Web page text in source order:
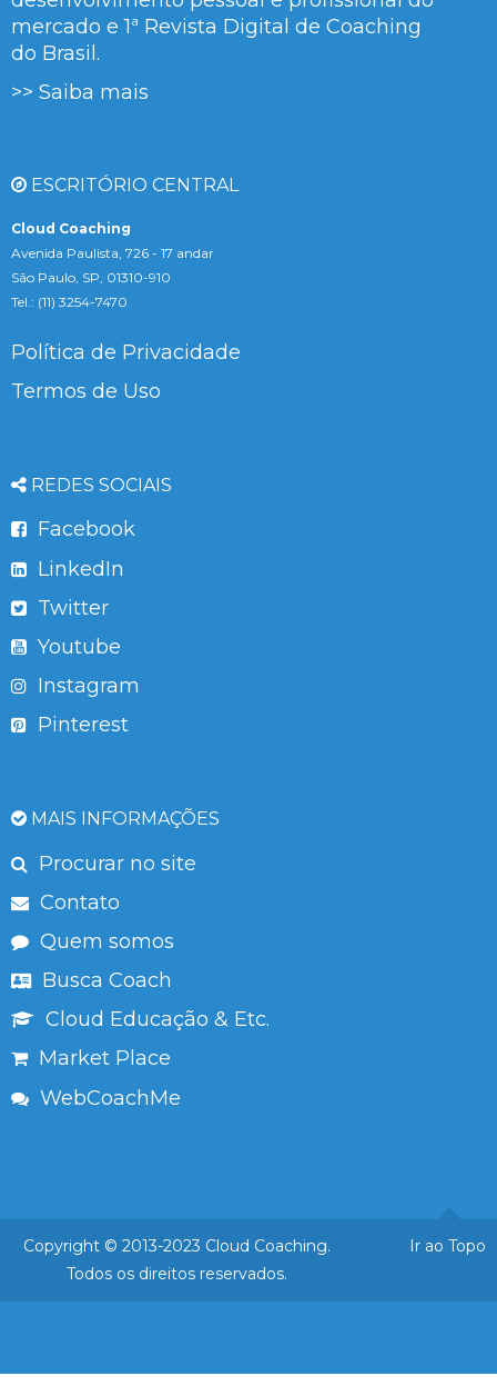
mercado e 1ª Revista Digital de Coaching
do Brasil.
>> Saiba mais
ESCRITÓRIO CENTRAL
Cloud Coaching
Avenida Paulista, 726 - 17 andar
São Paulo, SP, 01310-910
Tel.: (11) 3254-7470
Política de Privacidade
Termos de Uso
REDES SOCIAIS
Facebook
LinkedIn
Twitter
Youtube
Instagram
Pinterest
MAIS INFORMAÇÕES
Procurar no site
Contato
Quem somos
Busca Coach
Cloud Educação & Etc.
Market Place
WebCoachMe
Ir ao Topo
Copyright © 2013-2023 Cloud Coaching.
Todos os direitos reservados.